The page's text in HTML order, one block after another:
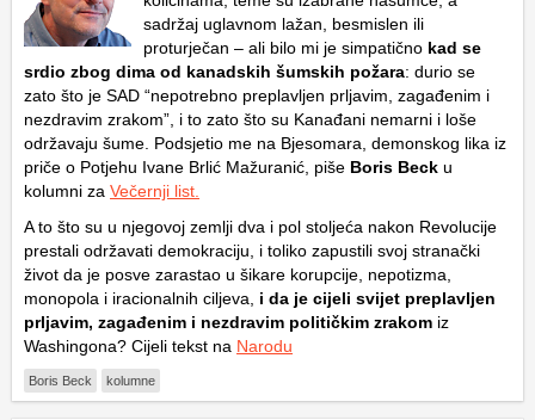
sadržaj uglavnom lažan, besmislen ili
proturječan – ali bilo mi je simpatično kad se
srdio zbog dima od kanadskih šumskih požara: durio se
zato što je SAD “nepotrebno preplavljen prljavim, zagađenim i
nezdravim zrakom”, i to zato što su Kanađani nemarni i loše
održavaju šume. Podsjetio me na Bjesomara, demonskog lika iz
priče o Potjehu Ivane Brlić Mažuranić, piše Boris Beck u
kolumni za Večernji list.
A to što su u njegovoj zemlji dva i pol stoljeća nakon Revolucije
prestali održavati demokraciju, i toliko zapustili svoj stranački
život da je posve zarastao u šikare korupcije, nepotizma,
monopola i iracionalnih ciljeva, i da je cijeli svijet preplavljen
prljavim, zagađenim i nezdravim političkim zrakom iz
Washingona? Cijeli tekst na Narodu
Boris Beck kolumne